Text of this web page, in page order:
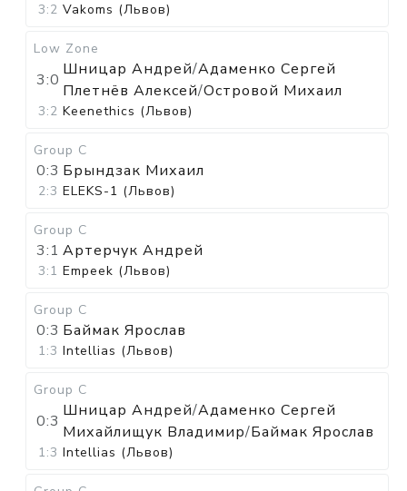
3:2 Vakoms (Львов)
Low Zone
3:0
Шницар Андрей/Адаменко Сергей
Плетнёв Алексей/Островой Михаил
3:2 Keenethics (Львов)
Group C
0:3 Брындзак Михаил
2:3 ELEKS-1 (Львов)
Group C
3:1 Артерчук Андрей
3:1 Empeek (Львов)
Group C
0:3 Баймак Ярослав
1:3 Intellias (Львов)
Group C
0:3
Шницар Андрей/Адаменко Сергей
Михайлищук Владимир/Баймак Ярослав
1:3 Intellias (Львов)